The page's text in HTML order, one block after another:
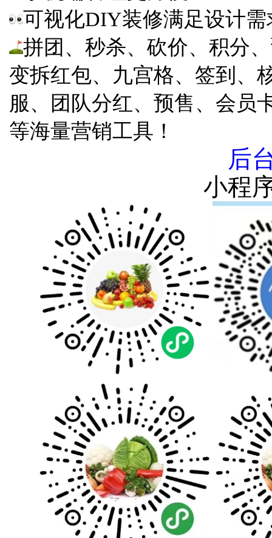
可视化DIY装修满足设计需
拼团、秒杀、砍价、积分
变拆红包、九宫格、签到、
服、团队分红、预售、会员
等海量营销工具！
后
小程